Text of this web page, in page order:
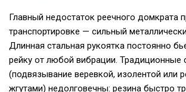
Главный недостаток реечного домкрата
транспортировке — сильный
Длинная стальная рукоятка постоянно
рейку от любой вибрации. Традиционные
(подвязывание веревкой, изолентой или
жгутами) недолговечны: резина быстро